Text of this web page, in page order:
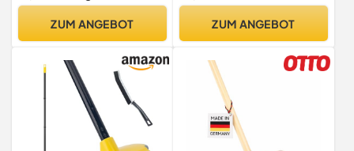
Badezimmer Toilette Wand
ZUM ANGEBOT ZUM ANGEBOT